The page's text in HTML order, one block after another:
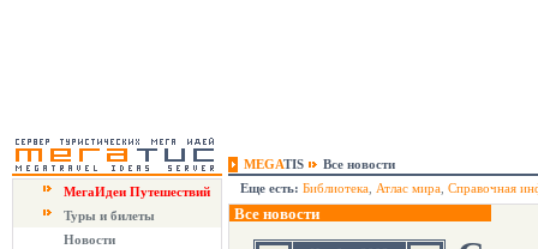
MEGATIS
Все новости
МегаИдеи Путешествий
Туры и билеты
Новости
Еще есть: Библиотека Атлас мира Справочная
Все новости